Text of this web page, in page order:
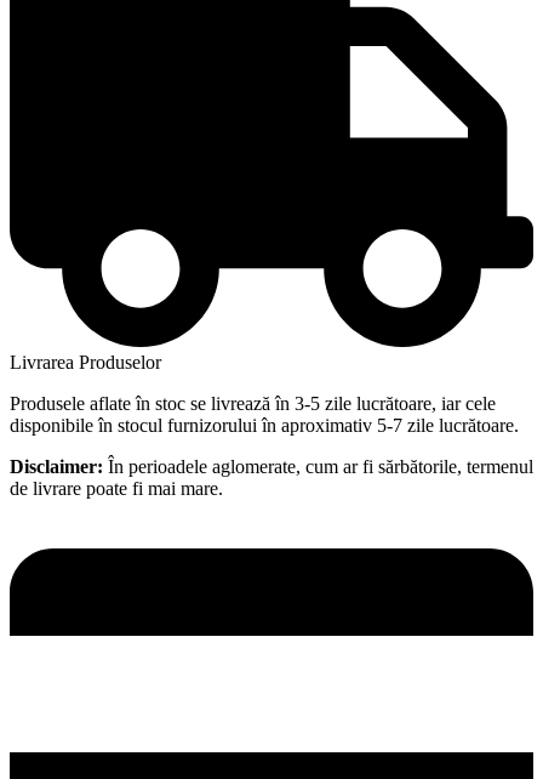
Livrarea Produselor
Produsele aflate în stoc se livrează în 3-5 zile lucrătoare, iar cele
disponibile în stocul furnizorului în aproximativ 5-7 zile lucrătoare.
Disclaimer: În perioadele aglomerate, cum ar fi sărbătorile, termenul
de livrare poate fi mai mare.